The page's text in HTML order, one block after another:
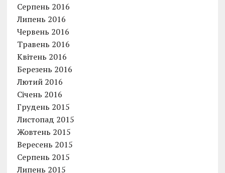
Серпень 2016
Липень 2016
Червень 2016
Травень 2016
Квітень 2016
Березень 2016
Лютий 2016
Січень 2016
Грудень 2015
Листопад 2015
Жовтень 2015
Вересень 2015
Серпень 2015
Липень 2015